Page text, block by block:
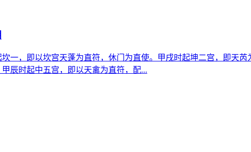
一，即以坎宫天蓬为直符，休门为直使。甲戌时起坤二宫，即天
辰时起中五宫，即以天禽为直符，配...